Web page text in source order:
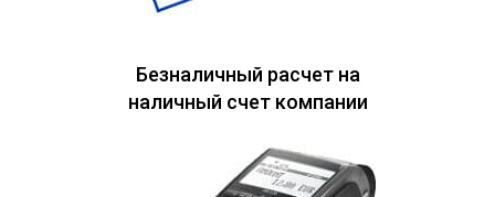
Безналичный расчет на
наличный счет компании